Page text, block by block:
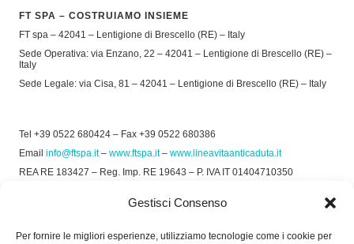
Gestisci Consenso
Per fornire le migliori esperienze, utilizziamo tecnologie come i cookie per
FT SPA – COSTRUIAMO INSIEME
FT spa – 42041 – Lentigione di Brescello (RE) – Italy
Sede Operativa: via Enzano, 22 – 42041 – Lentigione di Brescello (RE) –
Italy
Sede Legale: via Cisa, 81 – 42041 – Lentigione di Brescello (RE) – Italy
Tel +39 0522 680424 – Fax +39 0522 680386
Email info@ftspa.it– www.ftspa.it– www.lineavitaanticaduta.it
REA RE 183427 – Reg. Imp. RE 19643 – P. IVA IT 01404710350
Privacy Policy–Cookie Policy